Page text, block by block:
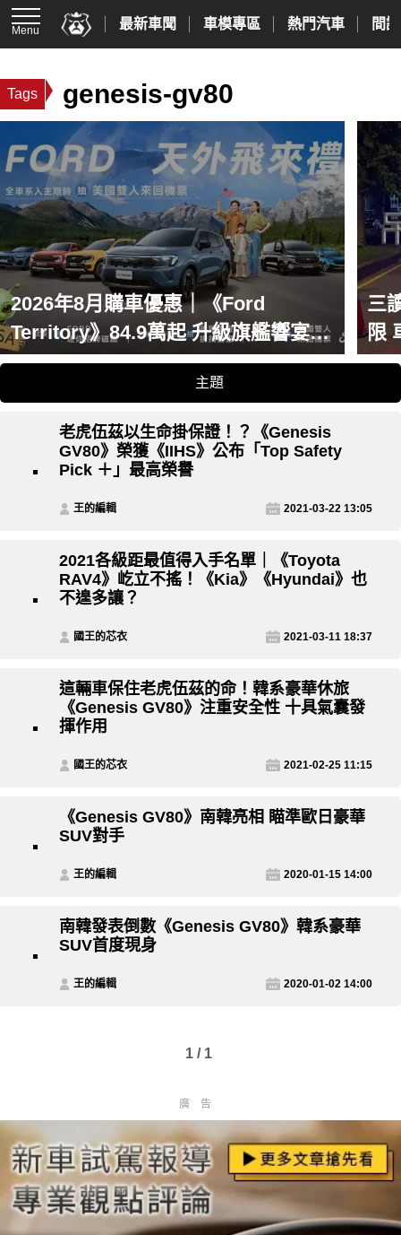
Menu 最新車聞 車模專區 熱門汽車 間
Tags genesis-gv80
2026年8月購車優惠｜《Ford
Territory》84.9萬起 升級旗艦響宴三
件組 《Ford Mustang》銷量多3倍
三
限
主題
老虎伍茲以生命掛保證！？《Genesis
GV80》榮獲《IIHS》公布「Top Safety
Pick ＋」最高榮譽
王的編輯 2021-03-22 13:05
2021各級距最值得入手名單｜《Toyota
RAV4》屹立不搖！《Kia》《Hyundai》也
不遑多讓？
國王的芯衣 2021-03-11 18:37
這輛車保住老虎伍茲的命！韓系豪華休旅
《Genesis GV80》注重安全性 十具氣囊發
揮作用
國王的芯衣 2021-02-25 11:15
《Genesis GV80》南韓亮相 瞄準歐日豪華
SUV對手
王的編輯 2020-01-15 14:00
南韓發表倒數《Genesis GV80》韓系豪華
SUV首度現身
王的編輯 2020-01-02 14:00
1 / 1
廣告